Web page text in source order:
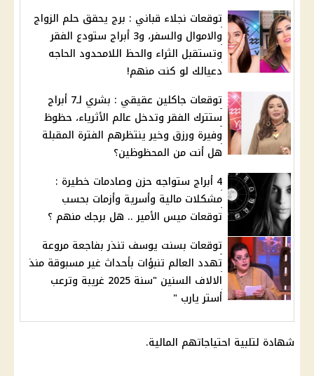
توقعات نجلاء قباني : برج يحقق حلم الزواج
والاموال والسفر، و3 أبراج ستودع الفقر
وتستقبل الثراء والحظ اللامحدود الحاجه
دعيالك لو كنت منهم!
توقعات جاكلين عقيقي : بشري لـ7 أبراج
ستترك الفقر وتدخل عالم الأثرياء، حظوظ
وفيرة ورزق وخير ينتظرهم الفترة المقبلة
هل أنت من المحظوظين؟
4 أبراج ستواجه حزن وصادمات خطيرة :
مشكلات مالية وأسرية وأزمات بحسب
توقعات ميس الأمير .. هل برجك منهم ؟
توقعات بسنت يوسف تنذر بفاجعة مروعة
تهدد العالم تنبؤات بأحداث غير مسبوقة منذ
الالاف السنين "سنة 2025 غريبة وترعب
أستر يارب "
شهادة لتلبية احتياجاتهم المالية.